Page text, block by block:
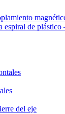
espiral de plástico
del eje